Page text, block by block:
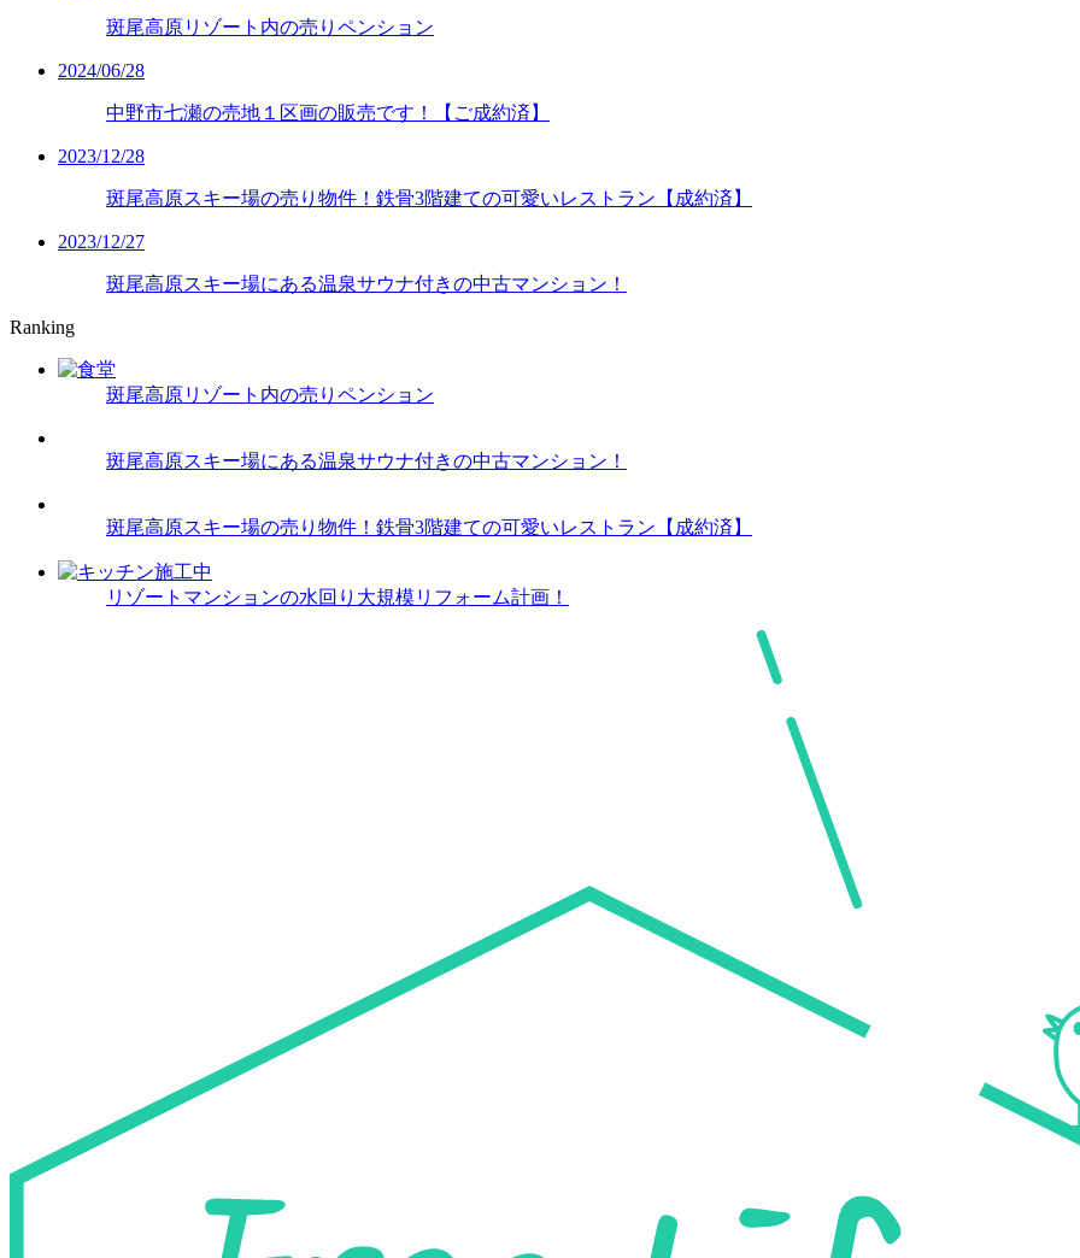
斑尾高原リゾート内の売りペンション
2024/06/28
中野市七瀬の売地１区画の販売です！【ご成約済】
2023/12/28
斑尾高原スキー場の売り物件！鉄骨3階建ての可愛いレストラン【成約済】
2023/12/27
斑尾高原スキー場にある温泉サウナ付きの中古マンション！
Ranking
斑尾高原リゾート内の売りペンション
斑尾高原スキー場にある温泉サウナ付きの中古マンション！
斑尾高原スキー場の売り物件！鉄骨3階建ての可愛いレストラン【成約済】
リゾートマンションの水回り大規模リフォーム計画！